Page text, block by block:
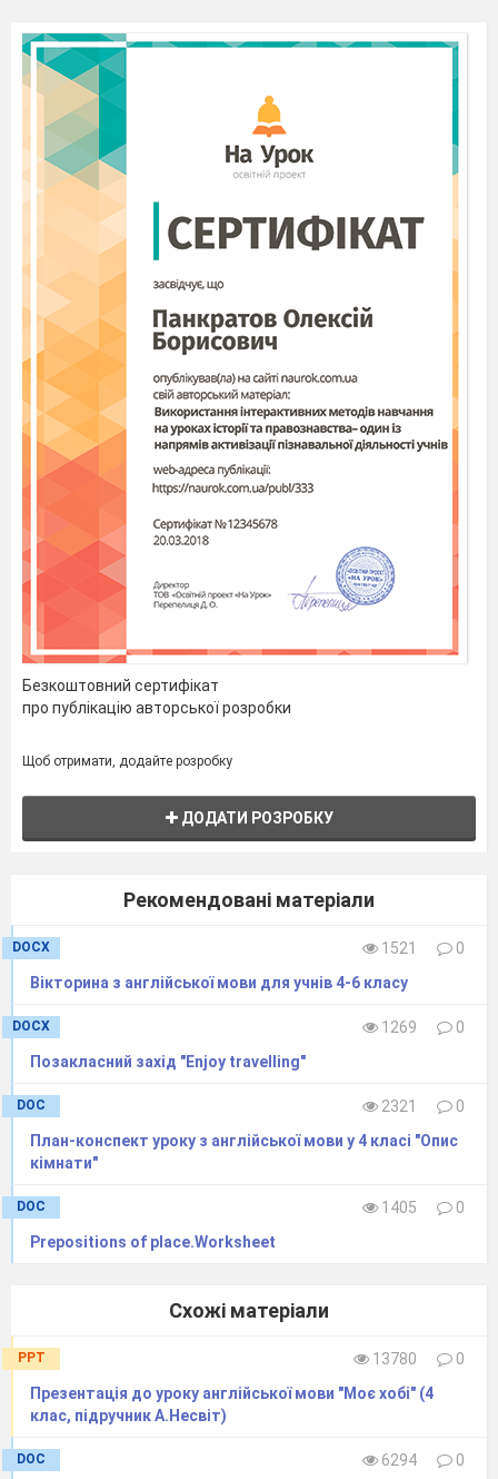
Безкоштовний сертифікат
про публікацію авторської розробки
Щоб отримати, додайте розробку
ДОДАТИ РОЗРОБКУ
Рекомендовані матеріали
DOCX 1521
0
Вікторина з англійської мови для учнів 4-6 класу
DOCX 1269
0
Позакласний захід "Enjoy travelling"
DOC 2321
0
План-конспект уроку з англійської мови у 4 класі "Опис
кімнати"
DOC 1405
0
Prepositions of place.Worksheet
Схожі матеріали
PPT 13780
0
Презентація до уроку англійської мови "Моє хобі" (4
клас, підручник А.Несвіт)
DOC 6294
0